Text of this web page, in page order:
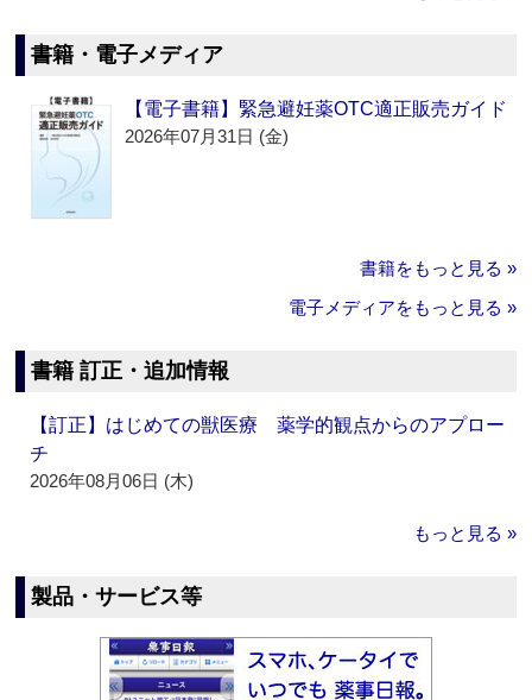
書籍・電子メディア
【電子書籍】緊急避妊薬OTC適正販売ガイド
2026年07月31日 (金)
書籍をもっと見る »
電子メディアをもっと見る »
書籍 訂正・追加情報
【訂正】はじめての獣医療 薬学的観点からのアプロー
チ
2026年08月06日 (木)
もっと見る »
製品・サービス等